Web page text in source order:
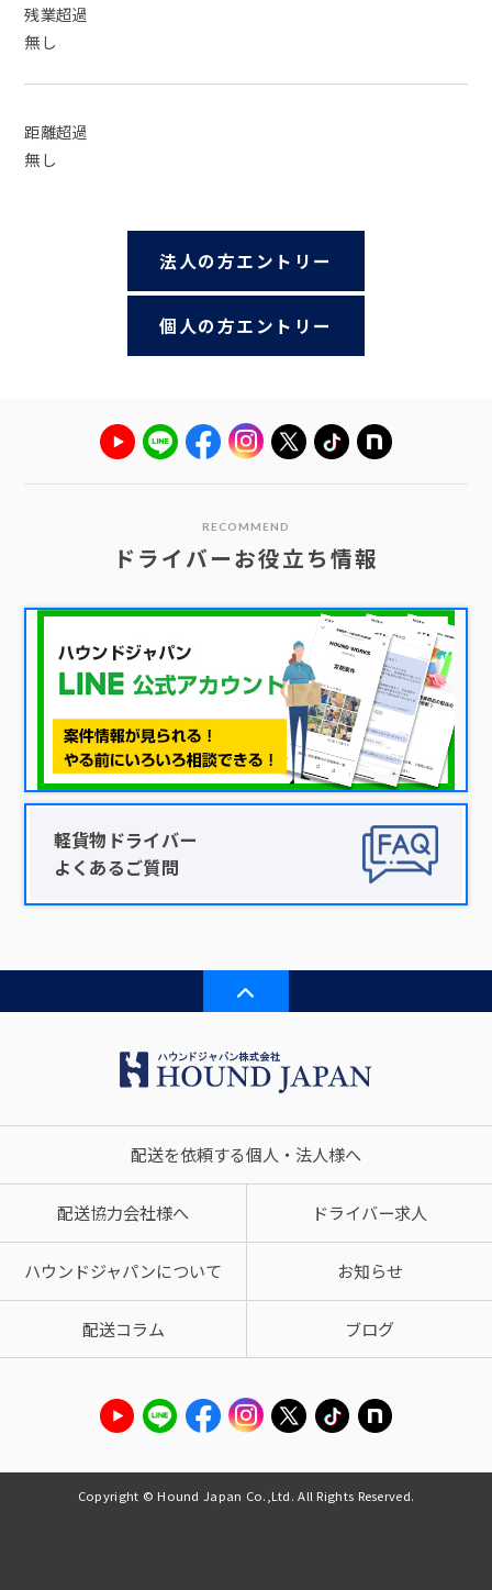
残業超過
無し
距離超過
無し
法人の方エントリー
個人の方エントリー
RECOMMEND
ドライバーお役立ち情報
軽貨物ドライバー
よくあるご質問
配送を依頼する個人・法人様へ
配送協力会社様へ ドライバー求人
ハウンドジャパンについて お知らせ
配送コラム ブログ
Copyright © Hound Japan Co.,Ltd. All Rights Reserved.